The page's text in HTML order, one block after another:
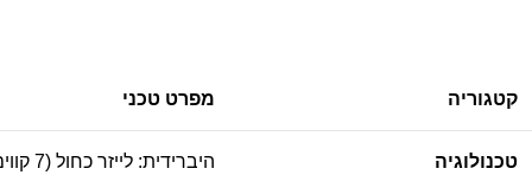
קטגוריה מפרט טכני
טכנולוגיה היברידית: לייזר כחול (7 קווים) + אור מבני NIR